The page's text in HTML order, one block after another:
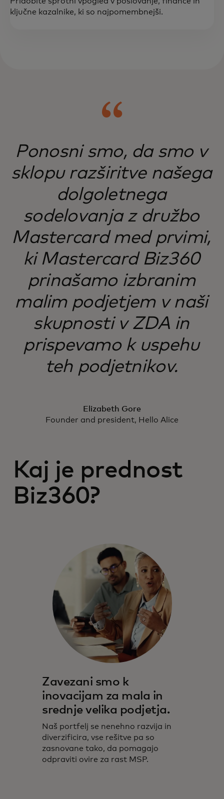
ključne kazalnike, ki so najpomembnejši.
Ponosni smo, da smo v
sklopu razširitve našega
dolgoletnega
sodelovanja z družbo
Mastercard med prvimi,
ki Mastercard Biz360
prinašamo izbranim
malim podjetjem v naši
skupnosti v ZDA in
prispevamo k uspehu
teh podjetnikov.
Elizabeth Gore
Founder and president, Hello Alice
Kaj je prednost
Biz360?
Zavezani smo k
inovacijam za mala in
srednje velika podjetja.
Naš portfelj se nenehno razvija in
diverzificira, vse rešitve pa so
zasnovane tako, da pomagajo
odpraviti ovire za rast MSP.